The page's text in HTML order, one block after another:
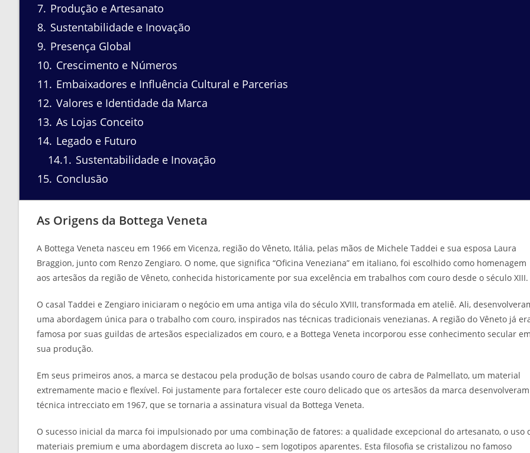
7 Produção e Artesanato
8 Sustentabilidade e Inovação
9 Presença Global
10 Crescimento e Números
11
Embaixadores e Influência Cultural e Parcerias
12 Valores e Identidade da Marca
13 As Lojas Conceito
14 Legado e Futuro
14.1
Sustentabilidade e Inovação
15 Conclusão
As Origens da Bottega Veneta
A Bottega Veneta nasceu em 1966 em Vicenza, região do Vêneto, Itália, pelas mãos de Michele Taddei e sua esposa Laura
Braggion, junto com Renzo Zengiaro. O nome, que significa “Oficina Veneziana” em italiano, foi escolhido como homenagem
aos artesãos da região de Vêneto, conhecida historicamente por sua excelência em trabalhos com couro desde o século XIII.
O casal Taddei e Zengiaro iniciaram o negócio em uma antiga vila do século XVIII, transformada em ateliê. Ali,
uma abordagem única para o trabalho com couro, inspirados nas técnicas tradicionais venezianas. A região do Vêneto já
famosa por suas guildas de artesãos especializados em couro, e a Bottega Veneta incorporou esse conhecimento secular
sua produção.
Em seus primeiros anos, a marca se destacou pela produção de bolsas usando couro de cabra de Palmellato, um material
extremamente macio e flexível. Foi justamente para fortalecer este couro delicado que os artesãos da marca
técnica intrecciato em 1967, que se tornaria a assinatura visual da Bottega Veneta.
O sucesso inicial da marca foi impulsionado por uma combinação de fatores: a qualidade excepcional do artesanato, o uso
materiais premium e uma abordagem discreta ao luxo – sem logotipos aparentes. Esta filosofia se cristalizou no famoso